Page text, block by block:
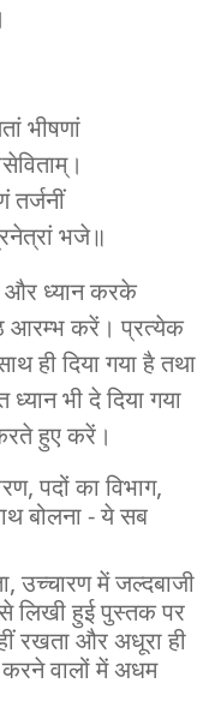
भीषणां
तर्जनीं
भजे॥
और ध्यान करके
आरम्भ करें। प्रत्येक
ही दिया गया है तथा
भी दे दिया गया
हुए करें।
पदों का विभाग,
बोलना - ये सब
उच्चारण में जल्दबाजी
लिखी हुई पुस्तक पर
रखता और अधूरा ही
वालों में अधम